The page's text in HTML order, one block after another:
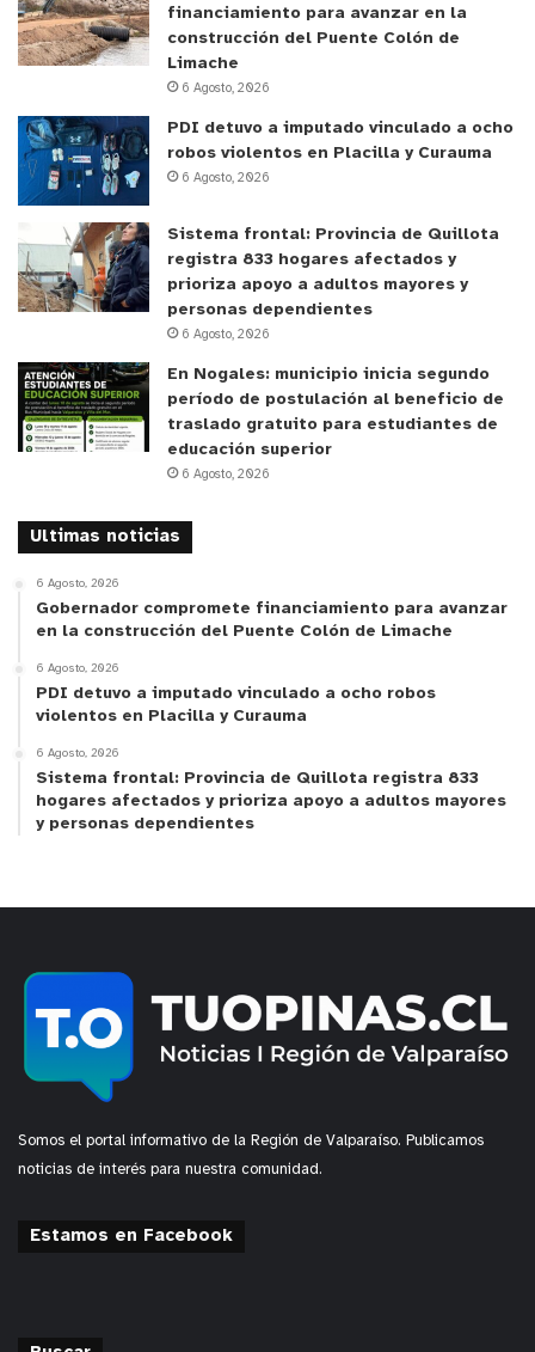
financiamiento para avanzar en la
construcción del Puente Colón de
Limache
6 Agosto, 2026
PDI detuvo a imputado vinculado a ocho
robos violentos en Placilla y Curauma
6 Agosto, 2026
Sistema frontal: Provincia de Quillota
registra 833 hogares afectados y
prioriza apoyo a adultos mayores y
personas dependientes
6 Agosto, 2026
En Nogales: municipio inicia segundo
período de postulación al beneficio de
traslado gratuito para estudiantes de
educación superior
6 Agosto, 2026
Ultimas noticias
6 Agosto, 2026
Gobernador compromete financiamiento para avanzar
en la construcción del Puente Colón de Limache
6 Agosto, 2026
PDI detuvo a imputado vinculado a ocho robos
violentos en Placilla y Curauma
6 Agosto, 2026
Sistema frontal: Provincia de Quillota registra 833
hogares afectados y prioriza apoyo a adultos mayores
y personas dependientes
Somos el portal informativo de la Región de Valparaíso. Publicamos
noticias de interés para nuestra comunidad.
Estamos en Facebook